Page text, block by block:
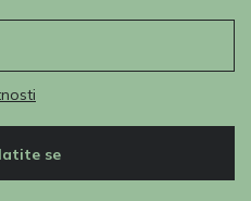
se